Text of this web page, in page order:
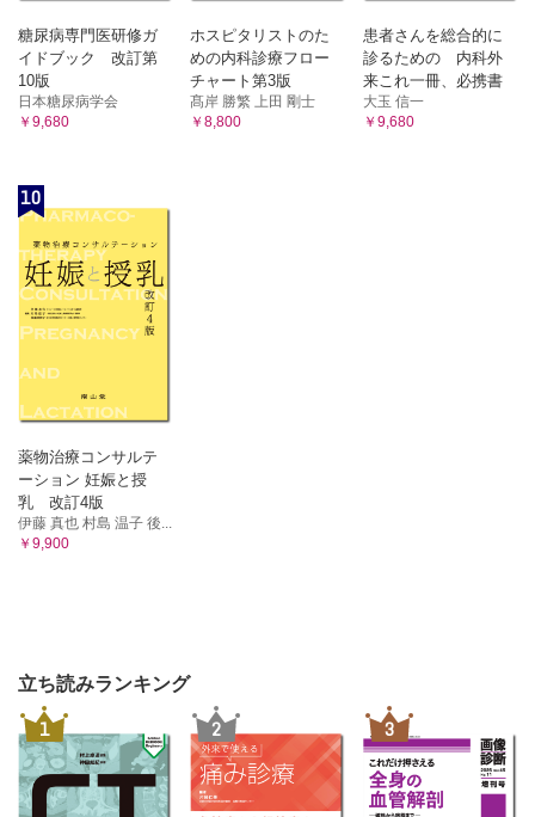
糖尿病専門医研修ガ
イドブック 改訂第
10版
日本糖尿病学会
￥9,680
ホスピタリストのた
めの内科診療フロー
チャート第3版
髙岸 勝繁 上田 剛士
￥8,800
患者さんを総合的に
診るための 内科外
来これ一冊、必携書
大玉 信一
￥9,680
10
薬物治療コンサルテ
ーション 妊娠と授
乳 改訂4版
伊藤 真也 村島 温子 後...
￥9,900
立ち読みランキング
1 2 3